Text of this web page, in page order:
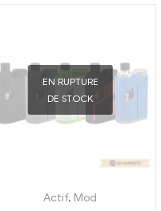
,Mod
EN RUPTURE
DE STOCK
Actif, Mod